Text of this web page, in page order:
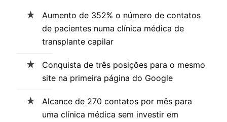
Aumento de 352% o número de contatos
de pacientes numa clínica médica de
transplante capilar
Conquista de três posições para o mesmo
site na primeira página do Google
Alcance de 270 contatos por mês para
uma clínica médica sem investir em